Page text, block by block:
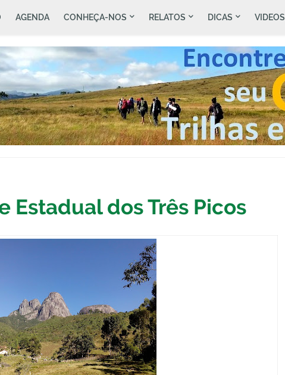
AGENDA CONHEÇA-NOS RELATOS DICAS VIDEOS
Estadual dos Três Picos